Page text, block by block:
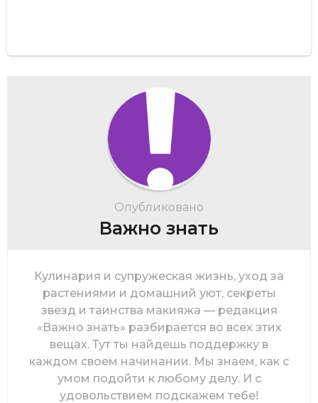
Опубликовано
Важно знать
Кулинария и супружеская жизнь, уход за
растениями и домашний уют, секреты
звезд и таинства макияжа — редакция
«Важно знать» разбирается во всех этих
вещах. Тут ты найдешь поддержку в
каждом своем начинании. Мы знаем, как с
умом подойти к любому делу. И с
удовольствием подскажем тебе!